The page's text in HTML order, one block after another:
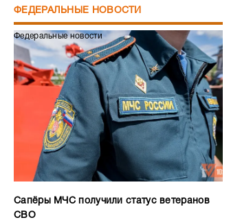
ФЕДЕРАЛЬНЫЕ НОВОСТИ
Федеральные новости
Сапёры МЧС получили статус ветеранов
СВО